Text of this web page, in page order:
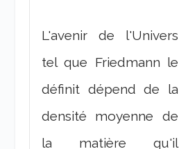
L'avenir de l'Univers
tel que Friedmann le
définit dépend de la
densité moyenne de
la matière qu'il